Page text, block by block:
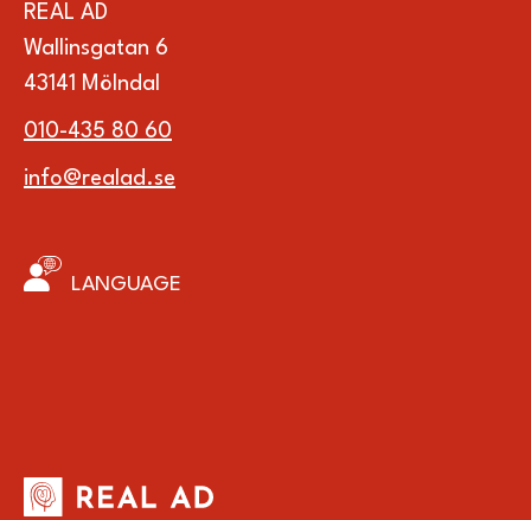
REAL AD
Wallinsgatan 6
43141 Mölndal
010-435 80 60
info@realad.se
LANGUAGE